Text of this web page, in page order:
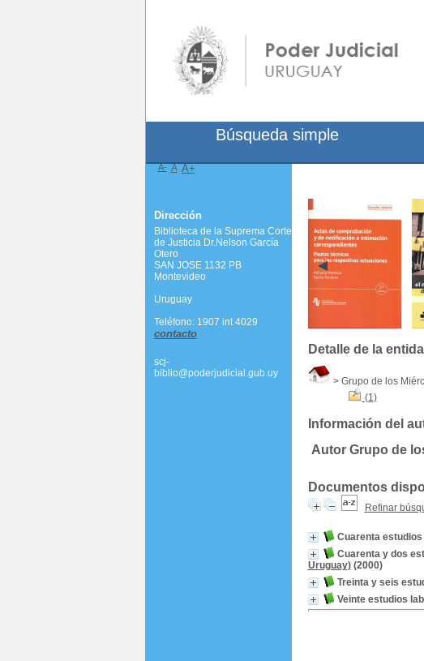
Detalle de la
> Grupo de los
(1)
Información del
Autor Grupo de
Documentos
Refinar
Cuarenta
Cuarenta y dos
Uruguay)(2000)
Treinta y seis
Veinte estudios
Búsqueda simple
A- A A+
Dirección
Biblioteca de la Suprema Corte
de Justicia Dr.Nelson García
Otero
SAN JOSE 1132 PB
Montevideo
Uruguay
Teléfono: 1907 int 4029
contacto
scj-
biblio@poderjudicial.gub.uy